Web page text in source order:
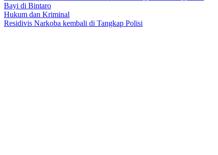
Bayi di Bintaro
Hukum dan Kriminal
Residivis Narkoba kembali di Tangkap Polisi